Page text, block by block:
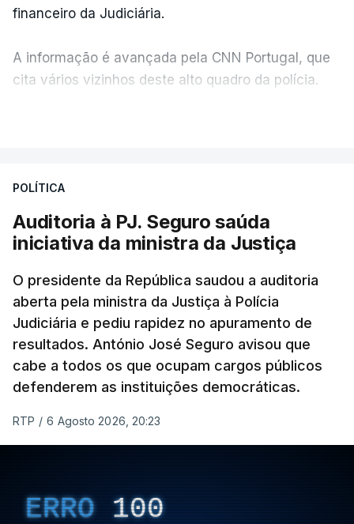
financeiro da Judiciária.
A informação é avançada pela CNN Portugal, que
cita vários vizinhos deste alto quadro da polícia.
apreendido numa operação de droga.
POLÍTICA
Auditoria à PJ. Seguro saúda
iniciativa da ministra da Justiça
O presidente da República saudou a auditoria
aberta pela ministra da Justiça à Polícia
Judiciária e pediu rapidez no apuramento de
resultados. António José Seguro avisou que
cabe a todos os que ocupam cargos públicos
defenderem as instituições democráticas.
RTP / 6 Agosto 2026, 20:23
ERRO 100